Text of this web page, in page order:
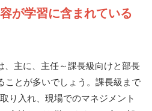
が学習に含まれている
、主に、主任～課長級向けと部長
ことが多いでしょう。課長級まで
り入れ、現場でのマネジメント